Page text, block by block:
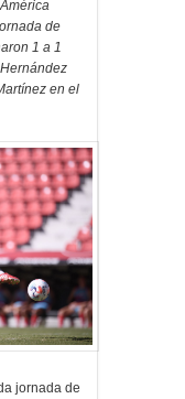
de
1 a 1
en el
jornada de